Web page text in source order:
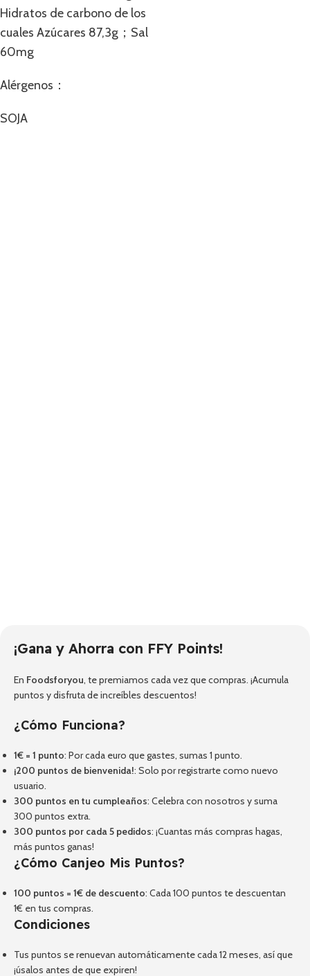
Hidratos de carbono de los
cuales Azúcares 87,3g；Sal
60mg
Alérgenos：
SOJA
¡Gana y Ahorra con FFY Points!
En Foodsforyou, te premiamos cada vez que compras. ¡Acumula
puntos y disfruta de increíbles descuentos!
¿Cómo Funciona?
1€ = 1 punto: Por cada euro que gastes, sumas 1 punto.
¡200 puntos de bienvenida!: Solo por registrarte como nuevo
usuario.
300 puntos en tu cumpleaños: Celebra con nosotros y suma
300 puntos extra.
300 puntos por cada 5 pedidos: ¡Cuantas más compras hagas,
más puntos ganas!
¿Cómo Canjeo Mis Puntos?
100 puntos = 1€ de descuento: Cada 100 puntos te descuentan
1€ en tus compras.
Condiciones
Tus puntos se renuevan automáticamente cada 12 meses, así que
¡úsalos antes de que expiren!